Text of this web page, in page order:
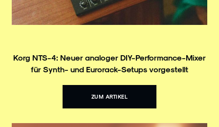
Korg NTS-4: Neuer analoger DIY-Performance-Mixer
für Synth- und Eurorack-Setups vorgestellt
ZUM ARTIKEL